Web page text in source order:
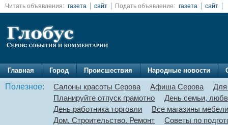
Читать объявления: газета сайт Подать объявление: газета сайт
Главная Город Происшествия Народные новости
Полезное: Салоны красоты Серова Афиша Серова
Для
Планируйте отпуск грамотно
День семьи,
День работника торговли
Все магазины мебели
Дом. Строительство. Ремонт
Советы по